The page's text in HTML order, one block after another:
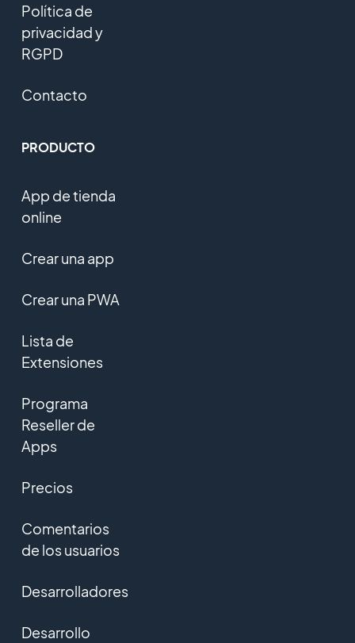
Política de
privacidad y
RGPD
Contacto
PRODUCTO
App de tienda
online
Crear una app
Crear una PWA
Lista de
Extensiones
Programa
Reseller de
Apps
Precios
Comentarios
de los usuarios
Desarrolladores
Desarrollo